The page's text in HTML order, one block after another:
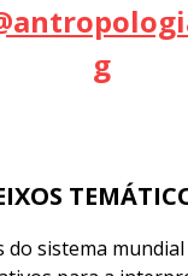
g
do sistema